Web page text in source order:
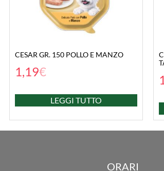
CESAR GR. 150 POLLO E MANZO
1,19€
LEGGI TUTTO
ORARI